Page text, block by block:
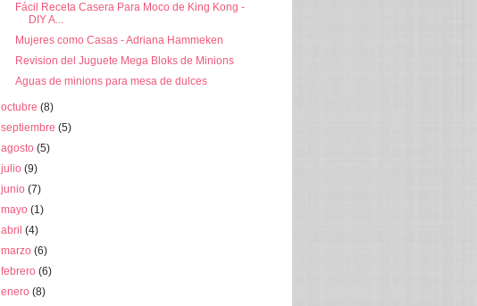
Fácil Receta Casera Para Moco de King Kong -
DIY A...
Mujeres como Casas - Adriana Hammeken
Revision del Juguete Mega Bloks de Minions
Aguas de minions para mesa de dulces
octubre (8)
septiembre (5)
agosto (5)
julio (9)
junio (7)
mayo (1)
abril (4)
marzo (6)
febrero (6)
enero (8)